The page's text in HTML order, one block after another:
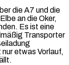
die A7 und die
an die Oker,
Es ist eine
Transporter
etwas Vorlauf,